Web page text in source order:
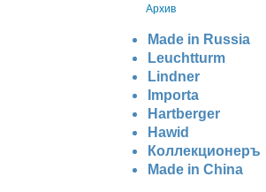
Архив
Made in Russia
Leuchtturm
Lindner
Importa
Hartberger
Hawid
Коллекционеръ
Made in China